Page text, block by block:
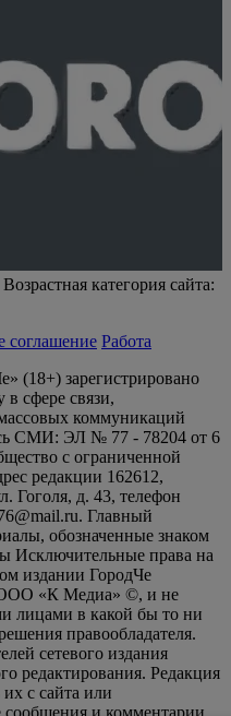
категория сайта:
соглашение Работа
(18+) зарегистрировано
сфере связи,
коммуникаций
СМИ: ЭЛ № 77 - 78204 от 6
с ограниченной
редакции 162612,
Гоголя, д. 43, телефон
Главный
обозначенные знаком
Исключительные права на
издании ГородЧе
ООО «К Медиа» ©, и не
лицами в какой бы то ни
правообладателя.
сетевого издания
редактирования. Редакция
их с сайта или
сообщения и комментарии